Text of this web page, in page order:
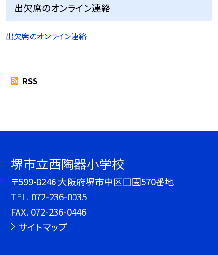
出欠席のオンライン連絡
出欠席のオンライン連絡
RSS
堺市立西陶器小学校
〒599-8246 大阪府堺市中区田園570番地
TEL. 072-236-0035
FAX. 072-236-0446
サイトマップ